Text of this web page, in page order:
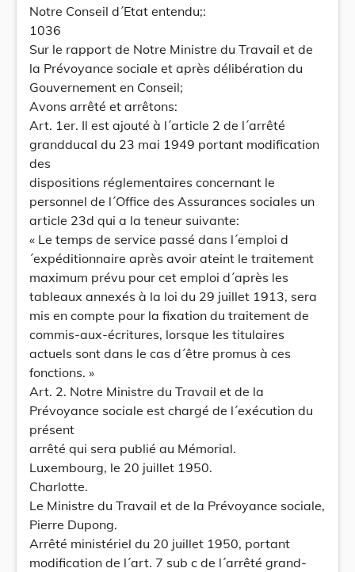
Notre Conseil d´Etat entendu;:
1036
Sur le rapport de Notre Ministre du Travail et de
la Prévoyance sociale et après délibération du
Gouvernement en Conseil;
Avons arrêté et arrêtons:
Art. 1er. Il est ajouté à l´article 2 de l´arrêté
grandducal du 23 mai 1949 portant modification
des
dispositions réglementaires concernant le
personnel de l´Office des Assurances sociales un
article 23d qui a la teneur suivante:
« Le temps de service passé dans l´emploi d
´expéditionnaire après avoir ateint le traitement
maximum prévu pour cet emploi d´après les
tableaux annexés à la loi du 29 juillet 1913, sera
mis en compte pour la fixation du traitement de
commis-aux-écritures, lorsque les titulaires
actuels sont dans le cas d´être promus à ces
fonctions. »
Art. 2. Notre Ministre du Travail et de la
Prévoyance sociale est chargé de l´exécution du
présent
arrêté qui sera publié au Mémorial.
Luxembourg, le 20 juillet 1950.
Charlotte.
Le Ministre du Travail et de la Prévoyance sociale,
Pierre Dupong.
Arrêté ministériel du 20 juillet 1950, portant
modification de l´art. 7 sub c de l´arrêté grand-